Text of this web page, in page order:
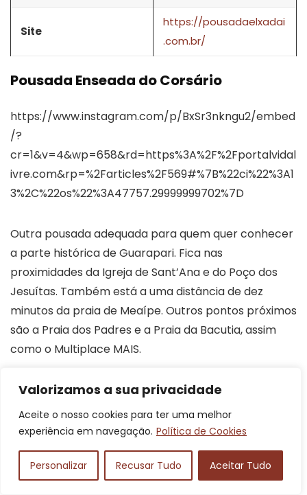
Valorizamos a sua privacidade
Aceite o nosso cookies para ter uma melhor
experiência em navegação. Política de Cookies
Personalizar Recusar Tudo Aceitar Tudo
Site
https://pousadaelxadai
.com.br/
Pousada Enseada do Corsário
https://www.instagram.com/p/BxSr3nkngu2/embed
/?
cr=1&v=4&wp=658&rd=https%3A%2F%2Fportalvidal
ivre.com&rp=%2Farticles%2F569#%7B%22ci%22%3A1
3%2C%22os%22%3A47757.29999999702%7D
Outra pousada adequada para quem quer conhecer
a parte histórica de Guarapari. Fica nas
proximidades da Igreja de Sant’Ana e do Poço dos
Jesuítas. Também está a uma distância de dez
minutos da praia de Meaípe. Outros pontos próximos
são a Praia dos Padres e a Praia da Bacutia, assim
como o Multiplace MAIS.
É uma pousada adequada para quem busca
acomodação familiar. Dispõe de piscinas tanto
infantil quanto para adultos. Todos os quartos são
condicionado. Também há quartos com varandas
com vista para o mar. Outro destaque é para a área